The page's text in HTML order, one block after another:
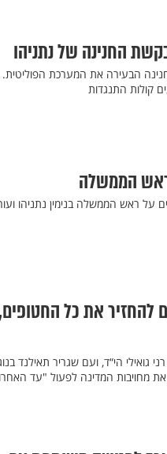
החנינה של נתניהו
הבעירה את המערכת הפוליטית.
קולות התנגדות
הממשלה
על ראש הממשלה בנימין נתניהו
להחזיר את כל
הי“ד, ועם שגריר תאילנד
מחויבות המדינה לפעול "עד